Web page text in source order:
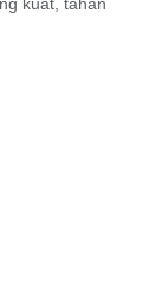
kuat, tahan